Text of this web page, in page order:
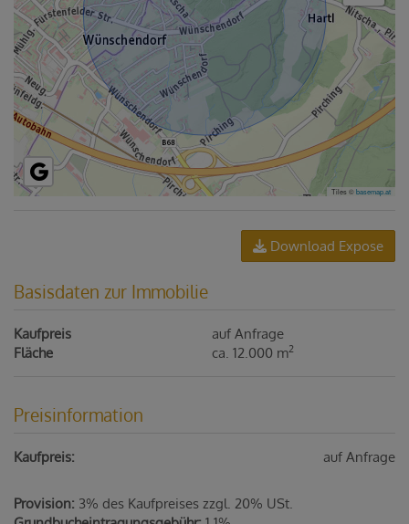
Tiles ©basemap.at
Download Expose
Basisdaten zur Immobilie
Kaufpreis
auf Anfrage
Fläche
ca. 12.000 m2
Preisinformation
Kaufpreis: auf Anfrage
Provision: 3% des Kaufpreises zzgl. 20% USt.